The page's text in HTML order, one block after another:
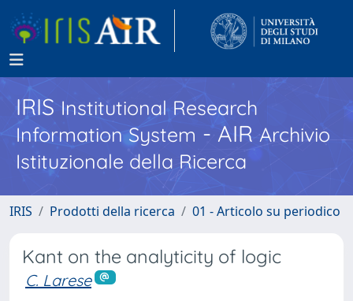
IRISInstitutional Research
Information System - AIR Archivio
Istituzionale della Ricerca
IRIS Prodotti della ricerca 01 - Articolo su periodico
Kant on the analyticity of logic
C. Larese